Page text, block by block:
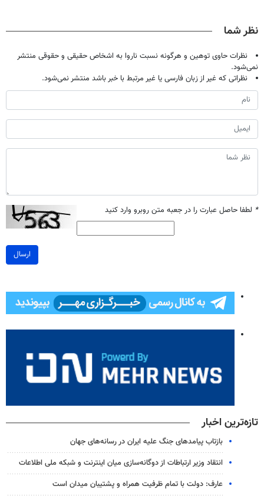
نظر شما
نظرات حاوی توهین و هرگونه نسبت ناروا به اشخاص حقیقی و حقوقی منتشر
نمی‌شود.
نظراتی که غیر از زبان فارسی یا غیر مرتبط با خبر باشد منتشر نمی‌شود.
* لطفا حاصل عبارت را در جعبه متن روبرو وارد کنید
ارسال
تازه‌ترین اخبار
بازتاب پیامدهای جنگ علیه ایران در رسانه‌های جهان
انتقاد وزیر ارتباطات از دوگانه‌سازی میان اینترنت و شبکه ملی اطلاعات
عارف: دولت با تمام ظرفیت همراه و پشتیبان میدان است